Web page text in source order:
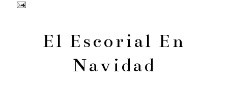
El Escorial En
Navidad